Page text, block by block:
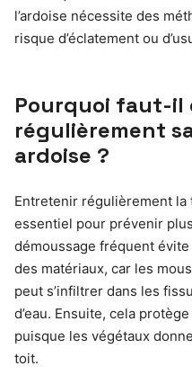
l’ardoise nécessite des
risque d’éclatement ou
Pourquoi faut-il
régulièrement
ardoise ?
Entretenir régulièrement
essentiel pour prévenir
démoussage fréquent
des matériaux, car les
peut s’infiltrer dans les
d’eau. Ensuite, cela
puisque les végétaux
toit.